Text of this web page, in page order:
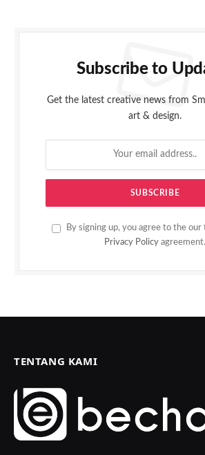
Subscribe to
Get the latest creative news from
art & design.
By signing up, you agree to the our
Privacy Policy agreement.
TENTANG KAMI